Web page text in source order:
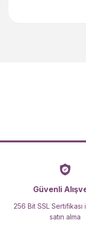
Güvenli
256 Bit SSL
satın alma